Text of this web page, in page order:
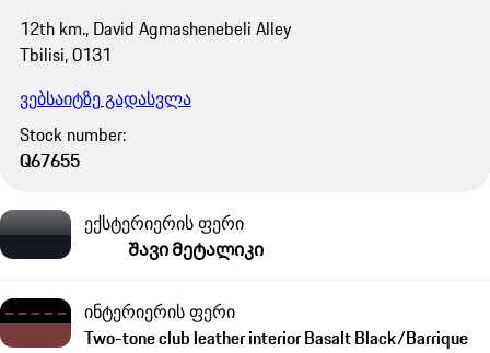
12th km., David Agmashenebeli Alley
Tbilisi, 0131
ვებსაიტზე გადასვლა
Stock number:
Q67655
ექსტერიერის ფერი
Შავი Მეტალიკი
ინტერიერის ფერი
Two-tone club leather interior Basalt Black/Barrique